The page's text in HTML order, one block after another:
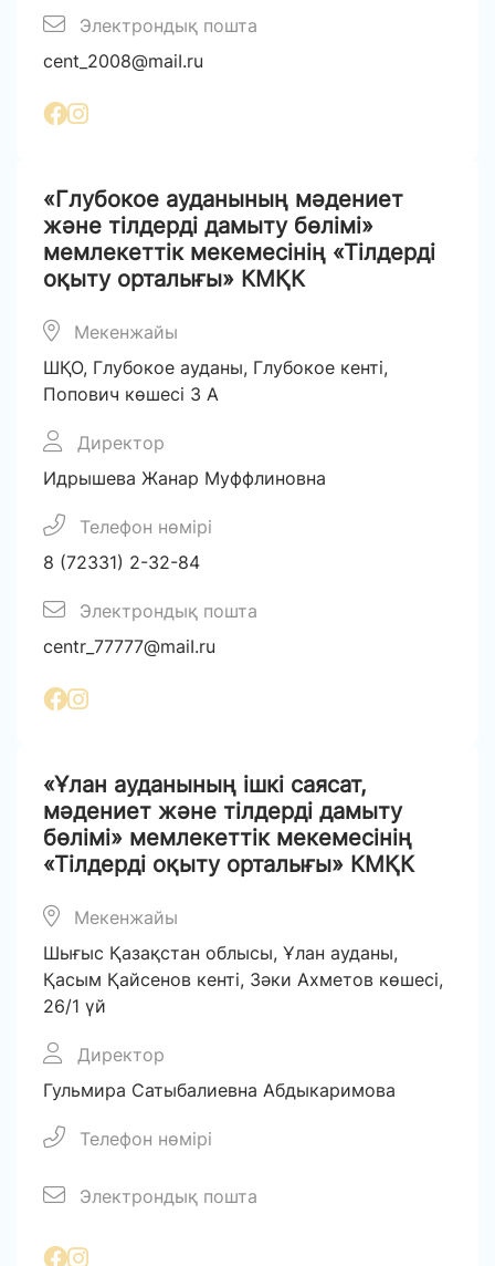
Электрондық пошта
cent_2008@maiI.ru
«Глубокое ауданының мәдениет
және тілдерді дамыту бөлімі»
мемлекеттік мекемесінің «Тілдерді
оқыту орталығы» КМҚК
Мекенжайы
ШҚО, Глубокое ауданы, Глубокое кенті,
Попович көшесі 3 А
Директор
Идрышева Жанар Муффлиновна
Телефон нөмірі
8 (72331) 2-32-84
Электрондық пошта
centr_77777@maiI.ru
«Ұлан ауданының ішкі саясат,
мәдениет және тілдерді дамыту
бөлімі» мемлекеттік мекемесінің
«Тілдерді оқыту орталығы» КМҚК
Мекенжайы
Шығыс Қазақстан облысы, Ұлан ауданы,
Қасым Қайсенов кенті, Зәки Ахметов көшесі,
26/1 үй
Директор
Гульмира Сатыбалиевна Абдыкаримова
Телефон нөмірі
Электрондық пошта